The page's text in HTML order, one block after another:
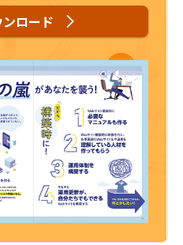
ロード